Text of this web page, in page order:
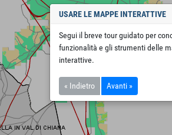
USARE LE MAPPE INTERATTIVE
Segui il breve tour guidato per
funzionalità e gli strumenti delle
interattive.
« Indietro Avanti »